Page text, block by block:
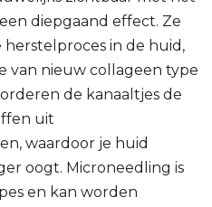
diepgaand effect. Ze
in de huid,
van nieuw collageen type
de kanaaltjes de
uit
waardoor je huid
oogt. Microneedling is
en kan worden